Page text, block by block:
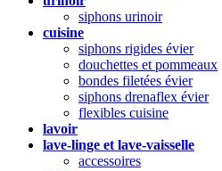
siphons urinoir
cuisine
siphons rigides évier
douchettes et pommeaux
bondes filetées évier
siphons drenaflex évier
flexibles cuisine
lavoir
lave-linge et lave-vaisselle
accessoires